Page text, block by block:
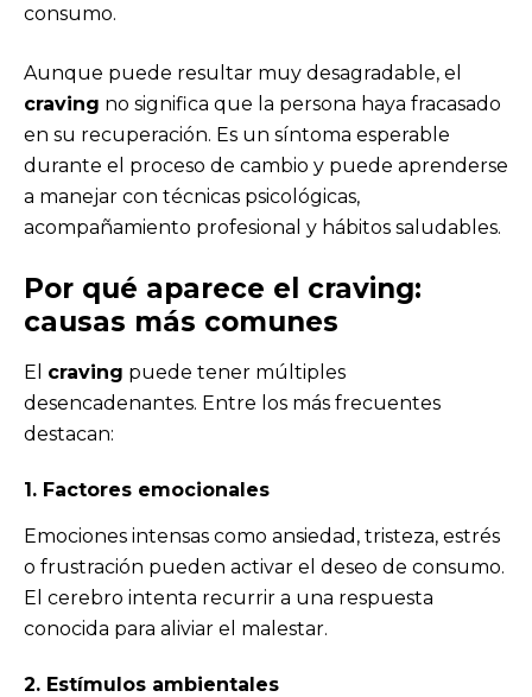
consumo.
Aunque puede resultar muy desagradable, el
craving no significa que la persona haya fracasado
en su recuperación. Es un síntoma esperable
durante el proceso de cambio y puede aprenderse
a manejar con técnicas psicológicas,
acompañamiento profesional y hábitos saludables.
Por qué aparece el craving:
causas más comunes
El craving puede tener múltiples
desencadenantes. Entre los más frecuentes
destacan:
1. Factores emocionales
Emociones intensas como ansiedad, tristeza, estrés
o frustración pueden activar el deseo de consumo.
El cerebro intenta recurrir a una respuesta
conocida para aliviar el malestar.
2. Estímulos ambientales